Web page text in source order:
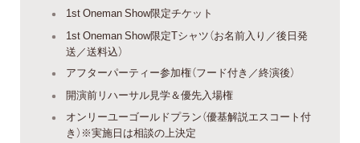
1st Oneman Show限定チケット
1st Oneman Show限定Tシャツ（お名前入り／後日発
送／送料込）
アフターパーティー参加権（フード付き／終演後）
開演前リハーサル見学＆優先入場権
オンリーユーゴールドプラン（優基解説エスコート付
き）※実施日は相談の上決定